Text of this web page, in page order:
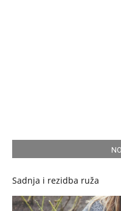
Sadnja i rezidba ruža